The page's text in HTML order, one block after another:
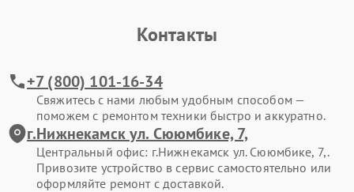
Контакты
+7 (800) 101-16-34
Свяжитесь с нами любым удобным способом —
поможем с ремонтом техники быстро и аккуратно.
г.Нижнекамск ул. Сююмбике, 7,
Центральный офис: г.Нижнекамск ул. Сююмбике, 7,.
Привозите устройство в сервис самостоятельно или
оформляйте ремонт с доставкой.